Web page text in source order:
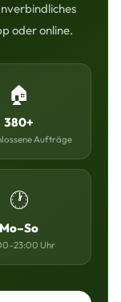
oder online.
🏠
380+
Aufträge
🕐
Mo–So
Uhr